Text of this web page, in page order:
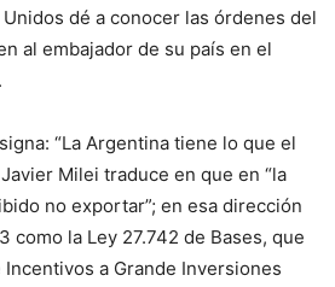
dé a conocer las órdenes del
al embajador de su país en el
“La Argentina tiene lo que el
Milei traduce en que en “la
no exportar”; en esa dirección
como la Ley 27.742 de Bases, que
a Grande Inversiones